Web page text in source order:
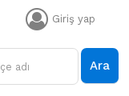
Giriş yap
Ara